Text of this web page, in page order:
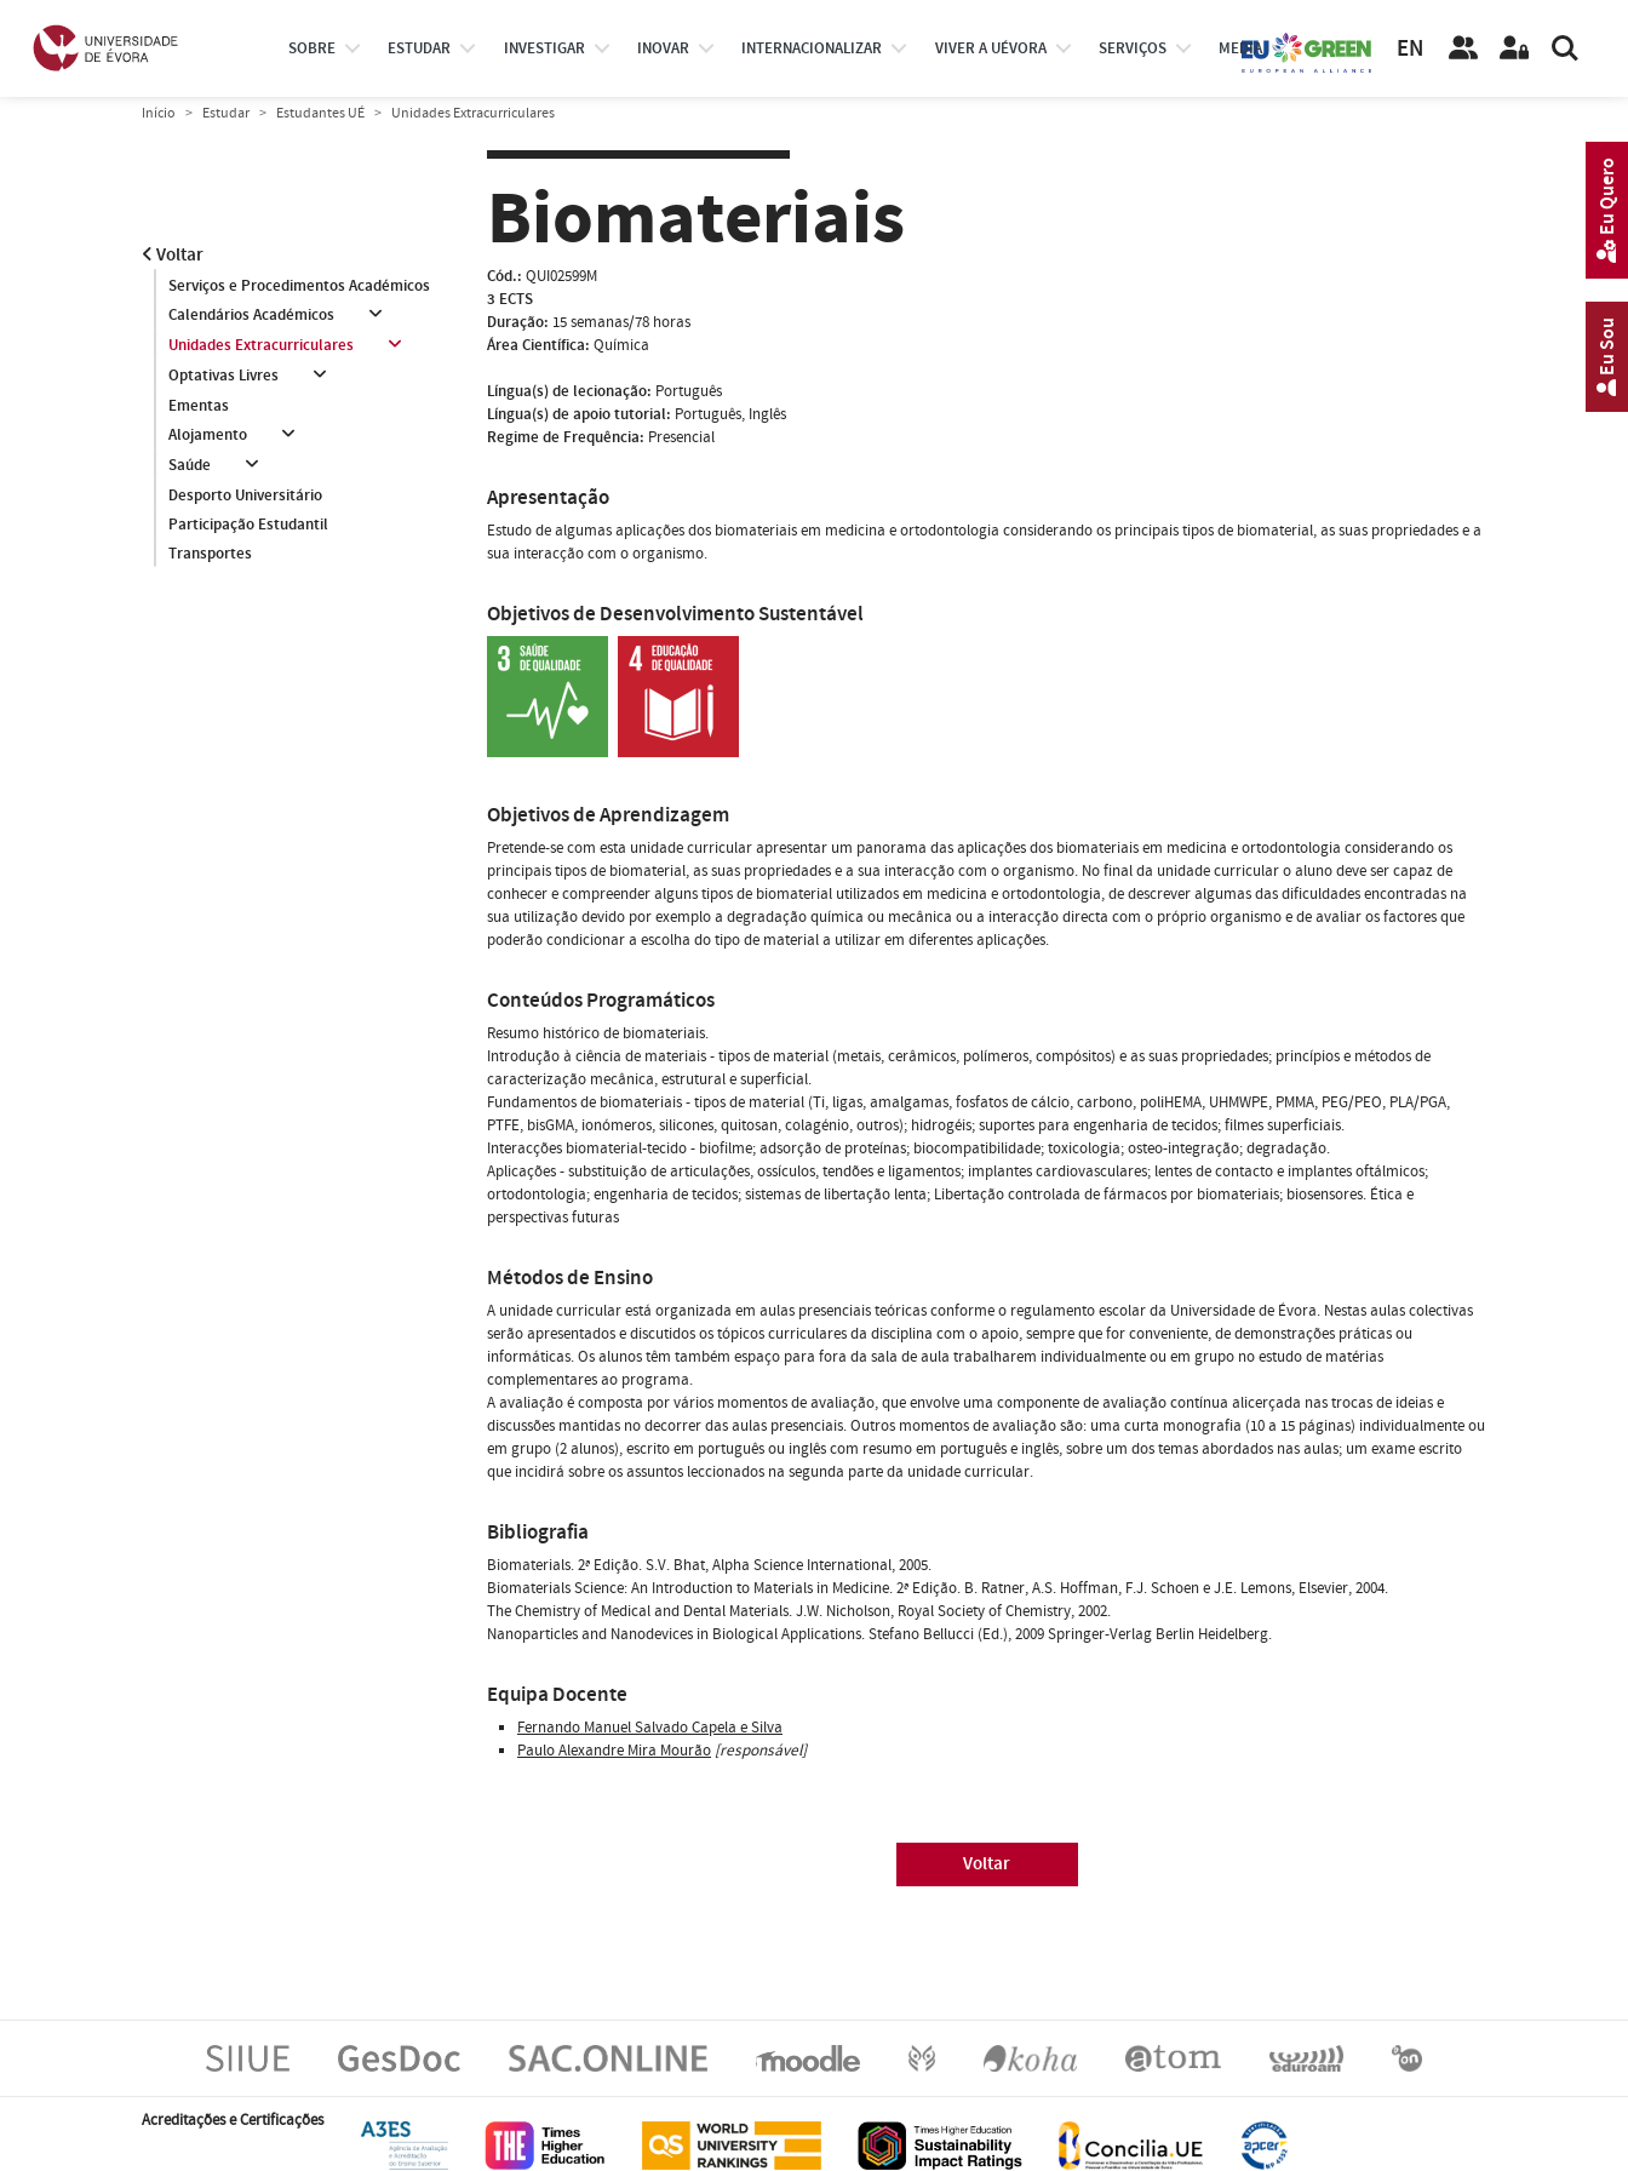
SOBRE ESTUDAR INVESTIGAR INOVAR INTERNACIONALIZAR VIVER A UÉVORA SERVIÇOS MEDIA EN
Início Estudar Estudantes UÉ Unidades Extracurriculares
Voltar
Serviços e Procedimentos Académicos
Calendários Académicos
Unidades Extracurriculares
Optativas Livres
Ementas
Alojamento
Saúde
Desporto Universitário
Participação Estudantil
Transportes
Biomateriais
Cód.: QUI02599M
3 ECTS
Duração: 15 semanas/78 horas
Área Científica: Química
Língua(s) de lecionação: Português
Língua(s) de apoio tutorial: Português, Inglês
Regime de Frequência: Presencial
Apresentação
Estudo de algumas aplicações dos biomateriais em medicina e ortodontologia considerando os principais tipos de biomaterial, as suas propriedades e a
sua interacção com o organismo.
Objetivos de Desenvolvimento Sustentável
Objetivos de Aprendizagem
Pretende-se com esta unidade curricular apresentar um panorama das aplicações dos biomateriais em medicina e ortodontologia considerando os
principais tipos de biomaterial, as suas propriedades e a sua interacção com o organismo. No final da unidade curricular o aluno deve ser capaz de
conhecer e compreender alguns tipos de biomaterial utilizados em medicina e ortodontologia, de descrever algumas das dificuldades encontradas na
sua utilização devido por exemplo a degradação química ou mecânica ou a interacção directa com o próprio organismo e de avaliar os factores que
poderão condicionar a escolha do tipo de material a utilizar em diferentes aplicações.
Conteúdos Programáticos
Resumo histórico de biomateriais.
Introdução à ciência de materiais - tipos de material (metais, cerâmicos, polímeros, compósitos) e as suas propriedades; princípios e métodos de
caracterização mecânica, estrutural e superficial.
Fundamentos de biomateriais - tipos de material (Ti, ligas, amalgamas, fosfatos de cálcio, carbono, poliHEMA, UHMWPE, PMMA, PEG/PEO, PLA/PGA,
PTFE, bisGMA, ionómeros, silicones, quitosan, colagénio, outros); hidrogéis; suportes para engenharia de tecidos; filmes superficiais.
Interacções biomaterial-tecido - biofilme; adsorção de proteínas; biocompatibilidade; toxicologia; osteo-integração; degradação.
Aplicações - substituição de articulações, ossículos, tendões e ligamentos; implantes cardiovasculares; lentes de contacto e implantes oftálmicos;
ortodontologia; engenharia de tecidos; sistemas de libertação lenta; Libertação controlada de fármacos por biomateriais; biosensores. Ética e
perspectivas futuras
Métodos de Ensino
A unidade curricular está organizada em aulas presenciais teóricas conforme o regulamento escolar da Universidade de Évora. Nestas aulas colectivas
serão apresentados e discutidos os tópicos curriculares da disciplina com o apoio, sempre que for conveniente, de demonstrações práticas ou
informáticas. Os alunos têm também espaço para fora da sala de aula trabalharem individualmente ou em grupo no estudo de matérias
complementares ao programa.
A avaliação é composta por vários momentos de avaliação, que envolve uma componente de avaliação contínua alicerçada nas trocas de ideias e
discussões mantidas no decorrer das aulas presenciais. Outros momentos de avaliação são: uma curta monografia (10 a 15 páginas) individualmente ou
em grupo (2 alunos), escrito em português ou inglês com resumo em português e inglês, sobre um dos temas abordados nas aulas; um exame escrito
que incidirá sobre os assuntos leccionados na segunda parte da unidade curricular.
Bibliografia
Biomaterials. 2ª Edição. S.V. Bhat, Alpha Science International, 2005.
Biomaterials Science: An Introduction to Materials in Medicine. 2ª Edição. B. Ratner, A.S. Hoffman, F.J. Schoen e J.E. Lemons, Elsevier, 2004.
The Chemistry of Medical and Dental Materials. J.W. Nicholson, Royal Society of Chemistry, 2002.
Nanoparticles and Nanodevices in Biological Applications. Stefano Bellucci (Ed.), 2009 Springer-Verlag Berlin Heidelberg.
Equipa Docente
Fernando Manuel Salvado Capela e Silva
Paulo Alexandre Mira Mourão [responsável]
Voltar
Acreditações e Certificações
Eu Sou
Eu Quero